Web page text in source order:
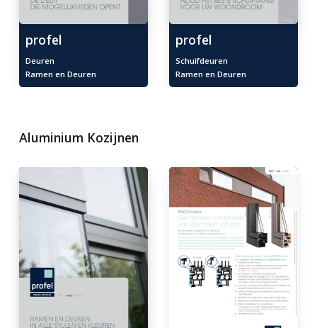
profel
Deuren
Ramen en Deuren
profel
Schuifdeuren
Ramen en Deuren
Aluminium Kozijnen